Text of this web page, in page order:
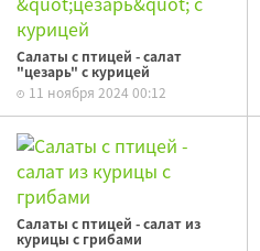
Салаты с птицей - салат
"цезарь" с курицей
11 ноября 2024 00:12
Салаты с птицей - салат из
курицы с грибами